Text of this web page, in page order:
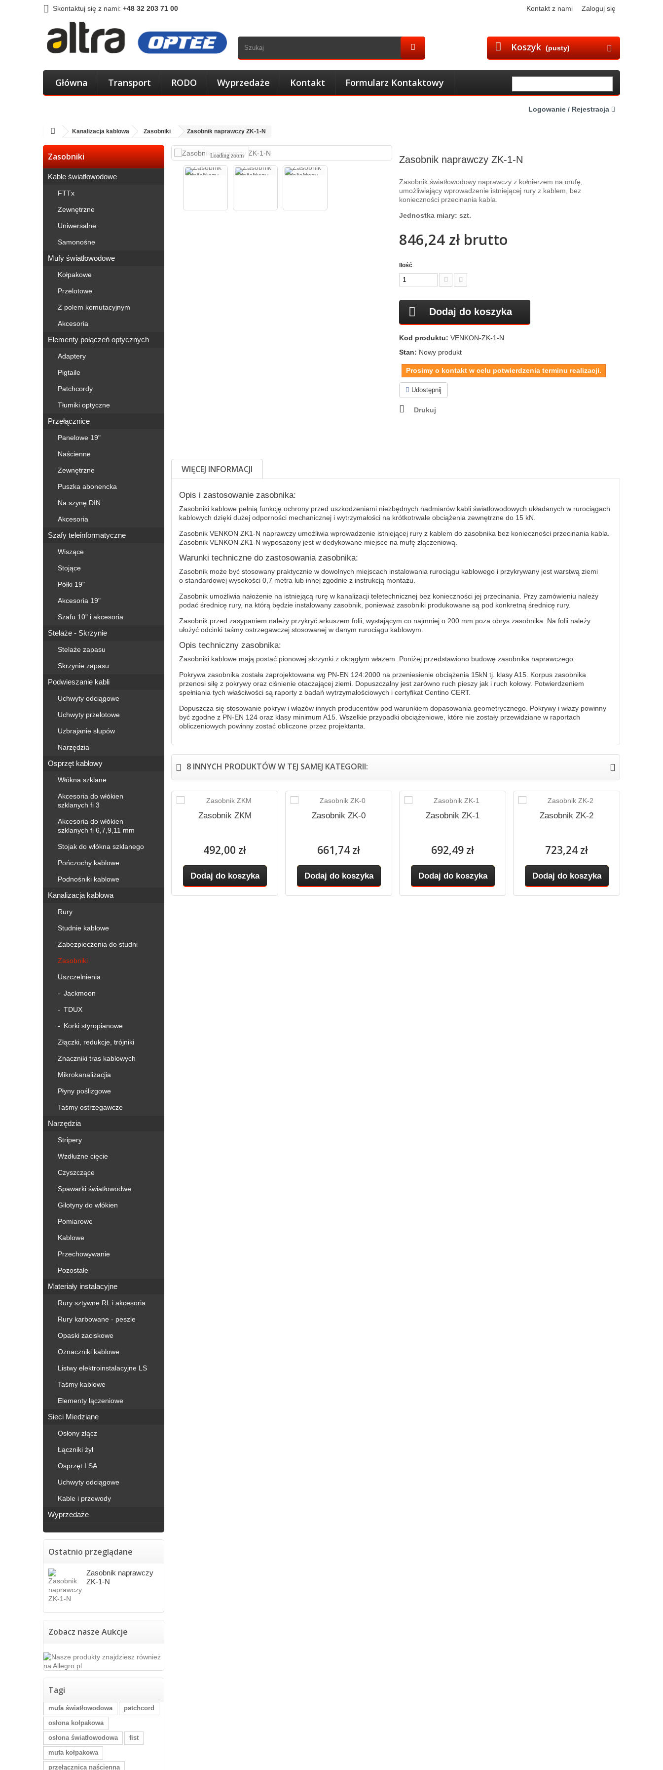
Zaloguj się
Kontakt z nami
Skontaktuj się z nami: +48 32 203 71 00
Koszyk (pusty)
Główna Transport RODO Wyprzedaże Kontakt Formularz Kontaktowy
Logowanie / Rejestracja
Kanalizacja kablowa Zasobniki Zasobnik naprawczy ZK-1-N
Zasobniki
Kable światłowodowe
FTTx
Zewnętrzne
Uniwersalne
Samonośne
Mufy światłowodowe
Kołpakowe
Przelotowe
Z polem komutacyjnym
Akcesoria
Elementy połączeń optycznych
Adaptery
Pigtaile
Patchcordy
Tłumiki optyczne
Przełącznice
Panelowe 19"
Naścienne
Zewnętrzne
Puszka abonencka
Na szynę DIN
Akcesoria
Szafy teleinformatyczne
Wiszące
Stojące
Półki 19"
Akcesoria 19"
Szafu 10" i akcesoria
Stelaże - Skrzynie
Stelaże zapasu
Skrzynie zapasu
Podwieszanie kabli
Uchwyty odciągowe
Uchwyty przelotowe
Uzbrajanie słupów
Narzędzia
Osprzęt kablowy
Włókna szklane
Akcesoria do włókien
szklanych fi 3
Akcesoria do włókien
szklanych fi 6,7,9,11 mm
Stojak do włókna szklanego
Pończochy kablowe
Podnośniki kablowe
Kanalizacja kablowa
Rury
Studnie kablowe
Zabezpieczenia do studni
Zasobniki
Uszczelnienia
Jackmoon
TDUX
Korki styropianowe
Złączki, redukcje, trójniki
Znaczniki tras kablowych
Mikrokanalizacjia
Płyny poślizgowe
Taśmy ostrzegawcze
Narzędzia
Stripery
Wzdłużne cięcie
Czyszczące
Spawarki światłowodwe
Gilotyny do włókien
Pomiarowe
Kablowe
Przechowywanie
Pozostałe
Materiały instalacyjne
Rury sztywne RL i akcesoria
Rury karbowane - peszle
Opaski zaciskowe
Oznaczniki kablowe
Listwy elektroinstalacyjne LS
Taśmy kablowe
Elementy łączeniowe
Sieci Miedziane
Osłony złącz
Łączniki żył
Osprzęt LSA
Uchwyty odciągowe
Kable i przewody
Wyprzedaże
Ostatnio przeglądane
Zasobnik naprawczy
ZK-1-N
Zobacz nasze Aukcje
Tagi
mufa światłowodowa
patchcord
osłona kołpakowa
osłona światłowodowa
fist
mufa kołpakowa
przełącznica naścienna
Loading zoom Zasobnik naprawczy ZK-1-N
Zasobnik światłowodowy naprawczy z kołnierzem na mufę,
umożliwiający wprowadzenie istniejącej rury z kablem, bez
konieczności przecinania kabla.
Jednostka miary: szt.
846,24 złbrutto
Ilość
Dodaj do koszyka
Kod produktu: VENKON-ZK-1-N
Stan: Nowy produkt
Prosimy o kontakt w celu potwierdzenia terminu realizacji.
Udostępnij
Drukuj
WIĘCEJ INFORMACJI
Opis i zastosowanie zasobnika:
Zasobniki kablowe pełnią funkcję ochrony przed uszkodzeniami niezbędnych nadmiarów kabli światłowodowych układanych w rurociągach
kablowych dzięki dużej odporności mechanicznej i wytrzymałości na krótkotrwałe obciążenia zewnętrzne do 15 kN.
Zasobnik VENKON ZK1-N naprawczy umożliwia wprowadzenie istniejącej rury z kablem do zasobnika bez konieczności przecinania kabla.
Zasobnik VENKON ZK1-N wyposażony jest w dedykowane miejsce na mufę złączeniową.
Warunki techniczne do zastosowania zasobnika:
Zasobnik może być stosowany praktycznie w dowolnych miejscach instalowania rurociągu kablowego i przykrywany jest warstwą ziemi
o standardowej wysokości 0,7 metra lub innej zgodnie z instrukcją montażu.
Zasobnik umożliwia nałożenie na istniejącą rurę w kanalizacji teletechnicznej bez konieczności jej przecinania. Przy zamówieniu należy
podać średnicę rury, na którą będzie instalowany zasobnik, ponieważ zasobniki produkowane są pod konkretną średnicę rury.
Zasobnik przed zasypaniem należy przykryć arkuszem folii, wystającym co najmniej o 200 mm poza obrys zasobnika. Na folii należy
ułożyć odcinki taśmy ostrzegawczej stosowanej w danym rurociągu kablowym.
Opis techniczny zasobnika:
Zasobniki kablowe mają postać pionowej skrzynki z okrągłym włazem. Poniżej przedstawiono budowę zasobnika naprawczego.
Pokrywa zasobnika została zaprojektowana wg PN-EN 124:2000 na przeniesienie obciążenia 15kN tj. klasy A15. Korpus zasobnika
przenosi siłę z pokrywy oraz ciśnienie otaczającej ziemi. Dopuszczalny jest zarówno ruch pieszy jak i ruch kołowy. Potwierdzeniem
spełniania tych właściwości są raporty z badań wytrzymałościowych i certyfikat Centino CERT.
Dopuszcza się stosowanie pokryw i włazów innych producentów pod warunkiem dopasowania geometrycznego. Pokrywy i włazy powinny
być zgodne z PN-EN 124 oraz klasy minimum A15. Wszelkie przypadki obciążeniowe, które nie zostały przewidziane w raportach
obliczeniowych powinny zostać obliczone przez projektanta.
8 INNYCH PRODUKTÓW W TEJ SAMEJ KATEGORII:
Uszczelka fi 32 do
zasobników
11,19 zł
Dodaj do koszyka
Zasobnik ZKM
492,00 zł
Dodaj do koszyka
Zasobnik ZK-0
661,74 zł
Dodaj do koszyka
Zasobnik ZK-1
692,49 zł
Dodaj do koszyka
Zasobnik ZK-2
723,24 zł
Dodaj do koszyka